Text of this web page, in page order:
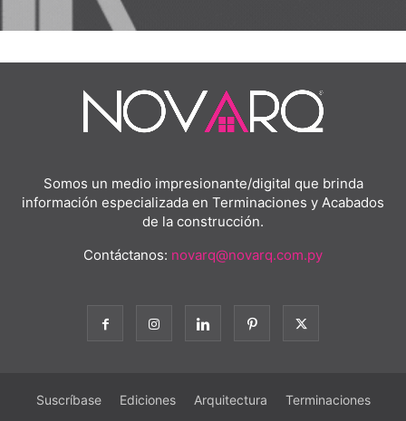
Somos un medio impresionante/digital que brinda
información especializada en Terminaciones y Acabados
de la construcción.
Contáctanos: novarq@novarq.com.py
Suscríbase Ediciones Arquitectura Terminaciones